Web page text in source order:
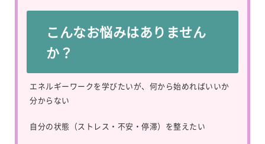
こんなお悩みはありません
か？
エネルギーワークを学びたいが、何から始めればいいか
分からない
自分の状態（ストレス・不安・停滞）を整えたい